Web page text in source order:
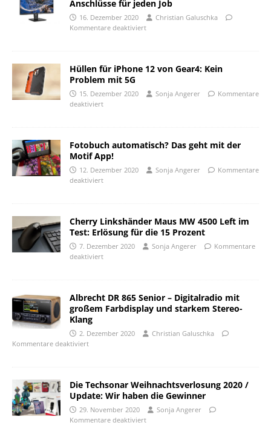
Anschlüsse für jeden Job
16. Dezember 2020
Christian Galuschka
Kommentare deaktiviert
Hüllen für iPhone 12 von Gear4: Kein
Problem mit 5G
15. Dezember 2020 Sonja Angerer
Kommentare
deaktiviert
Fotobuch automatisch? Das geht mit der
Motif App!
12. Dezember 2020 Sonja Angerer
Kommentare
deaktiviert
Cherry Linkshänder Maus MW 4500 Left im
Test: Erlösung für die 15 Prozent
7. Dezember 2020 Sonja Angerer
Kommentare
deaktiviert
Albrecht DR 865 Senior – Digitalradio mit
großem Farbdisplay und starkem Stereo-
Klang
2. Dezember 2020
Christian Galuschka
Kommentare deaktiviert
Die Techsonar Weihnachtsverlosung 2020 /
Update: Wir haben die Gewinner
29. November 2020
Sonja Angerer
Kommentare deaktiviert